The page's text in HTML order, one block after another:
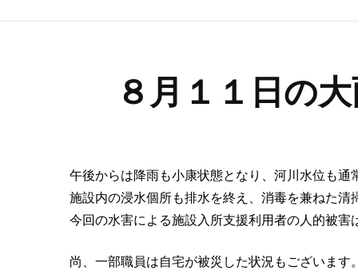
８月１１日の
午後からは降雨も小康状態となり、河川水位も
施設内の浸水個所も排水を終え、消毒を兼ねた清
今回の水害による施設入所支援利用者の人的被
尚、一部職員は自宅が被災した状況もございます